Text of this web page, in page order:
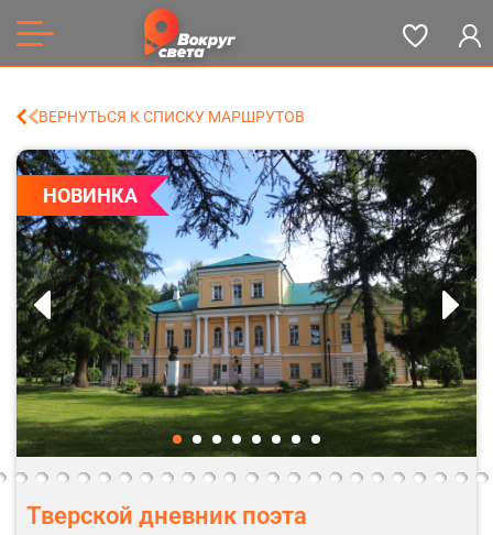
ВЕРНУТЬСЯ К СПИСКУ МАРШРУТОВ
НОВИНКА
Тверской дневник поэта